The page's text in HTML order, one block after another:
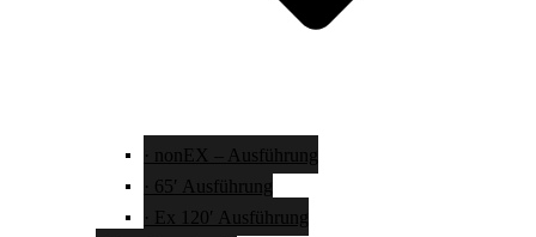
· nonEX – Ausführung
· 65′ Ausführung
· Ex 120′ Ausführung